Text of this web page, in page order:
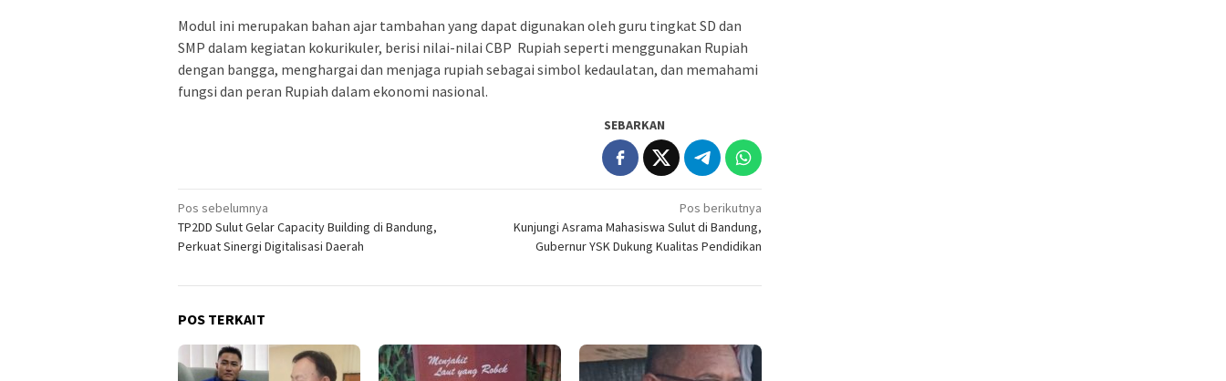
Modul ini merupakan bahan ajar tambahan yang dapat digunakan oleh guru tingkat SD dan
SMP dalam kegiatan kokurikuler, berisi nilai-nilai CBP Rupiah seperti menggunakan Rupiah
dengan bangga, menghargai dan menjaga rupiah sebagai simbol kedaulatan, dan memahami
fungsi dan peran Rupiah dalam ekonomi nasional.
SEBARKAN
Navigasi
pos
Pos sebelumnya
TP2DD Sulut Gelar Capacity Building di Bandung,
Perkuat Sinergi Digitalisasi Daerah
Pos berikutnya
Kunjungi Asrama Mahasiswa Sulut di Bandung,
Gubernur YSK Dukung Kualitas Pendidikan
POS TERKAIT